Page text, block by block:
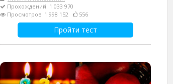
Прохождений: 1 033 970
Просмотров: 1 998 152
556
Пройти тест